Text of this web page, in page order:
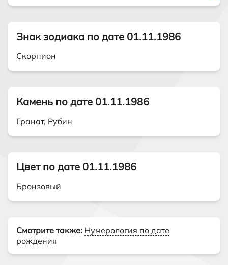
Знак зодиака по дате 01.11.1986
Скорпион
Камень по дате 01.11.1986
Гранат, Рубин
Цвет по дате 01.11.1986
Бронзовый
Смотрите также: Нумерология по дате
рождения